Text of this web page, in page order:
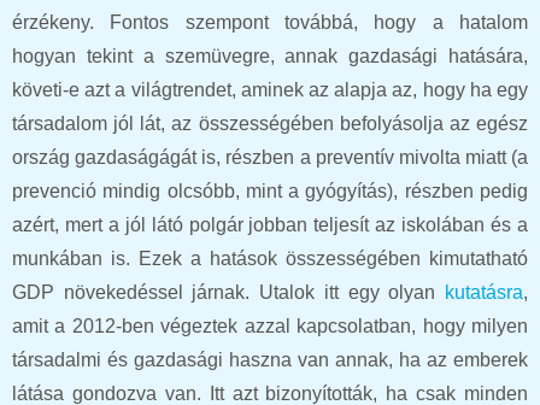
érzékeny. Fontos szempont továbbá, hogy a hatalom
hogyan tekint a szemüvegre, annak gazdasági hatására,
követi-e azt a világtrendet, aminek az alapja az, hogy ha egy
társadalom jól lát, az összességében befolyásolja az egész
ország gazdaságágát is, részben a preventív mivolta miatt (a
prevenció mindig olcsóbb, mint a gyógyítás), részben pedig
azért, mert a jól látó polgár jobban teljesít az iskolában és a
munkában is. Ezek a hatások összességében kimutatható
GDP növekedéssel járnak. Utalok itt egy olyan
kutatásra,
amit a 2012-ben végeztek azzal kapcsolatban, hogy milyen
társadalmi és gazdasági haszna van annak, ha az emberek
látása gondozva van. Itt azt bizonyították, ha csak minden